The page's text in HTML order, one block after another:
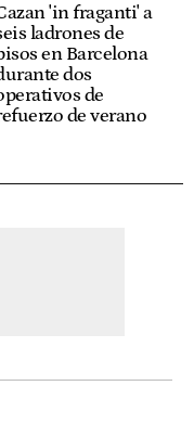
'in fraganti' a
ladrones de
en Barcelona
dos
de
de verano